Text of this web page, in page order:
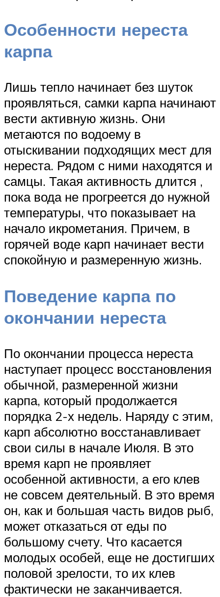
Особенности нереста
карпа
Лишь тепло начинает без шуток
проявляться, самки карпа начинают
вести активную жизнь. Они
метаются по водоему в
отыскивании подходящих мест для
нереста. Рядом с ними находятся и
самцы. Такая активность длится ,
пока вода не прогреется до нужной
температуры, что показывает на
начало икрометания. Причем, в
горячей воде карп начинает вести
спокойную и размеренную жизнь.
Поведение карпа по
окончании нереста
По окончании процесса нереста
наступает процесс восстановления
обычной, размеренной жизни
карпа, который продолжается
порядка 2-х недель. Наряду с этим,
карп абсолютно восстанавливает
свои силы в начале Июля. В это
время карп не проявляет
особенной активности, а его клев
не совсем деятельный. В это время
он, как и большая часть видов рыб,
может отказаться от еды по
большому счету. Что касается
молодых особей, еще не достигших
половой зрелости, то их клев
фактически не заканчивается.